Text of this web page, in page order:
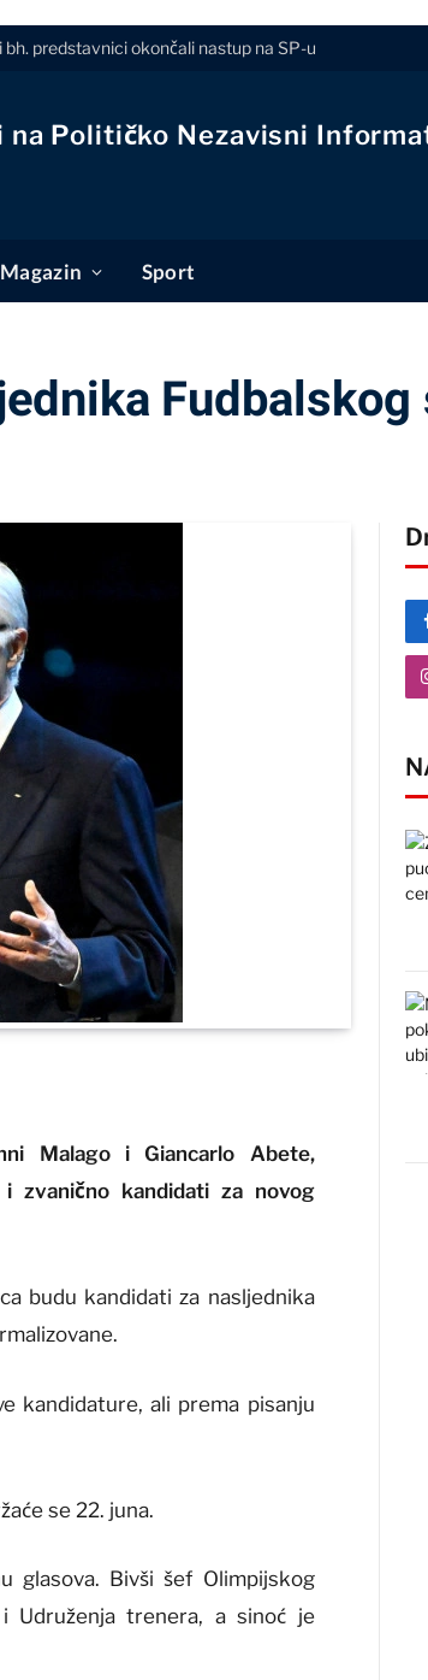
predstavnici okončali nastup na SP-u
na Političko Nezavisni
Magazin Sport
Fudbalskog
Malago i Giancarlo Abete,
zvanično kandidati za novog
budu kandidati za nasljednika
kandidature, ali prema pisanju
se 22. juna.
glasova. Bivši šef Olimpijskog
Udruženja trenera, a sinoć je